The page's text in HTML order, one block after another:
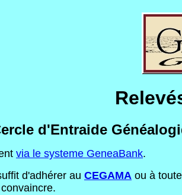
d'Entraide
via le systeme GeneaBank.
d'adhérer au CEGAMA ou à